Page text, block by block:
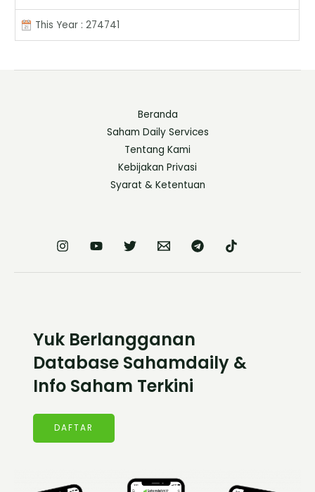
This Year : 274741
Beranda
Saham Daily Services
Tentang Kami
Kebijakan Privasi
Syarat & Ketentuan
Yuk Berlangganan
Database Sahamdaily &
Info Saham Terkini
DAFTAR